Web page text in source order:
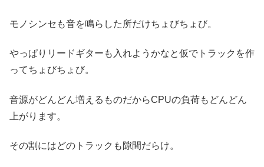
モノシンセも音を鳴らした所だけちょびちょび。
やっぱりリードギターも入れようかなと仮でトラックを作
ってちょびちょび。
音源がどんどん増えるものだからCPUの負荷もどんどん
上がります。
その割にはどのトラックも隙間だらけ。